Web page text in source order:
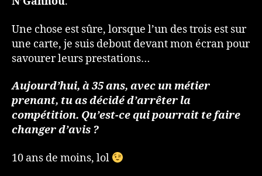
Une chose est sûre, lorsque l’un des trois est sur
une carte, je suis debout devant mon écran pour
savourer leurs prestations…
Aujourd’hui, à 35 ans, avec un métier
prenant, tu as décidé d’arrêter la
compétition. Qu’est-ce qui pourrait te faire
changer d’avis ?
10 ans de moins, lol